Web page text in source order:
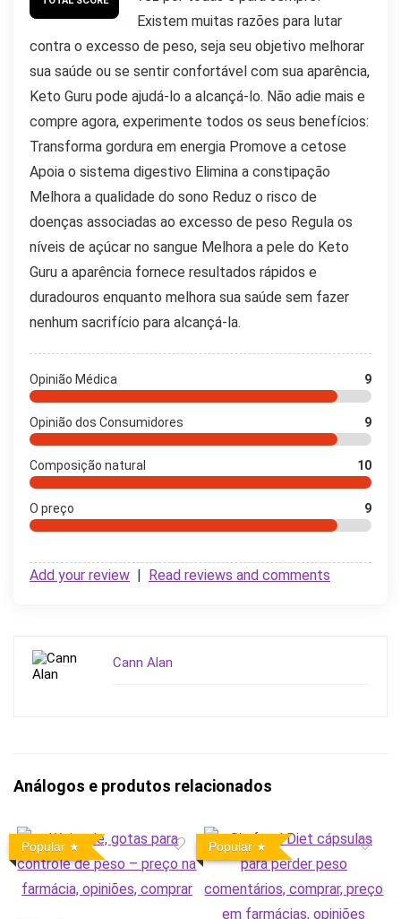
Existem muitas razões para lutar
contra o excesso de peso, seja seu objetivo melhorar
sua saúde ou se sentir confortável com sua aparência,
Keto Guru pode ajudá-lo a alcançá-lo. Não adie mais e
compre agora, experimente todos os seus benefícios:
Transforma gordura em energia Promove a cetose
Apoia o sistema digestivo Elimina a constipação
Melhora a qualidade do sono Reduz o risco de
doenças associadas ao excesso de peso Regula os
níveis de açúcar no sangue Melhora a pele do Keto
Guru a aparência fornece resultados rápidos e
duradouros enquanto melhora sua saúde sem fazer
nenhum sacrifício para alcançá-la.
Opinião Médica 9
Opinião dos Consumidores 9
Composição natural 10
O preço 9
Add your review Read reviews and comments
Cann Alan
Análogos e produtos relacionados
Popular Popular